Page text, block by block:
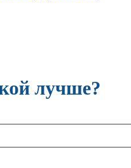
лучше?